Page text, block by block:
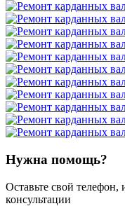
Нужна помощь?
Оставьте свой телефон,
консультации